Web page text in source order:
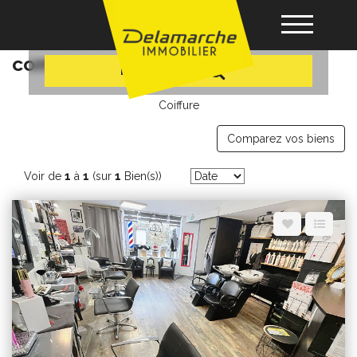
Acheter
Vendre
Gérance
Nos agences
Recherche
Professionnels fonds de
commerce beauté / coiffure
Coiffure
Comparez vos biens
Voir de 1 à 1 (sur 1 Bien(s))